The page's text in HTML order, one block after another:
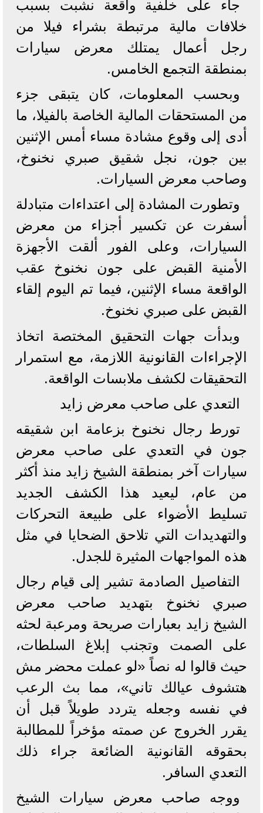
جاء على خلفية واقعة نشبت بسبب
خلافات مالية مرتبطة بشراء فيلا من
رجل أعمال يمتلك معرض سيارات
بمنطقة التجمع الخامس.
وبحسب المعلومات، كان يتبقى جزء
من المستحقات المالية الخاصة بالفيلا، ما
أدى إلى وقوع مشادة مساء أمس الإثنين
بين جون، نجل شقيق صبري نخنوخ،
وصاحب معرض السيارات.
وتطورت المشادة إلى اعتداءات متبادلة
أسفرت عن تكسير أجزاء من معرض
السيارات، وعلى الفور ألقت الأجهزة
الأمنية القبض على جون نخنوخ عقب
الواقعة مساء الإثنين، فيما تم اليوم إلقاء
القبض على صبري نخنوخ.
وبدأت جهات التحقيق المختصة اتخاذ
الإجراءات القانونية اللازمة، مع استمرار
التحقيقات لكشف ملابسات الواقعة.
التعدي على صاحب معرض زايد
تورط رجال نخنوخ بزعامة ابن شقيقه
جون في التعدي على صاحب معرض
سيارات آخر بمنطقة الشيخ زايد منذ أكثر
من عام، ليعيد هذا الكشف الجديد
تسليط الأضواء على طبيعة التحركات
والتهديدات التي تلاحق الضحايا في مثل
هذه المواجهات المثيرة للجدل.
التفاصيل الصادمة تشير إلى قيام رجال
صبري نخنوخ بتهديد صاحب معرض
الشيخ زايد بعبارات صريحة ومرعبة لحثه
على الصمت وتجنب إبلاغ السلطات،
حيث قالوا له نصاً «لو عملت محضر مش
هتشوف عيالك تاني»، مما بث الرعب
في نفسه وجعله يتردد طويلاً قبل أن
يقرر الخروج عن صمته مؤخراً للمطالبة
بحقوقه القانونية الضائعة جراء ذلك
التعدي السافر.
​ووجه صاحب معرض سيارات الشيخ